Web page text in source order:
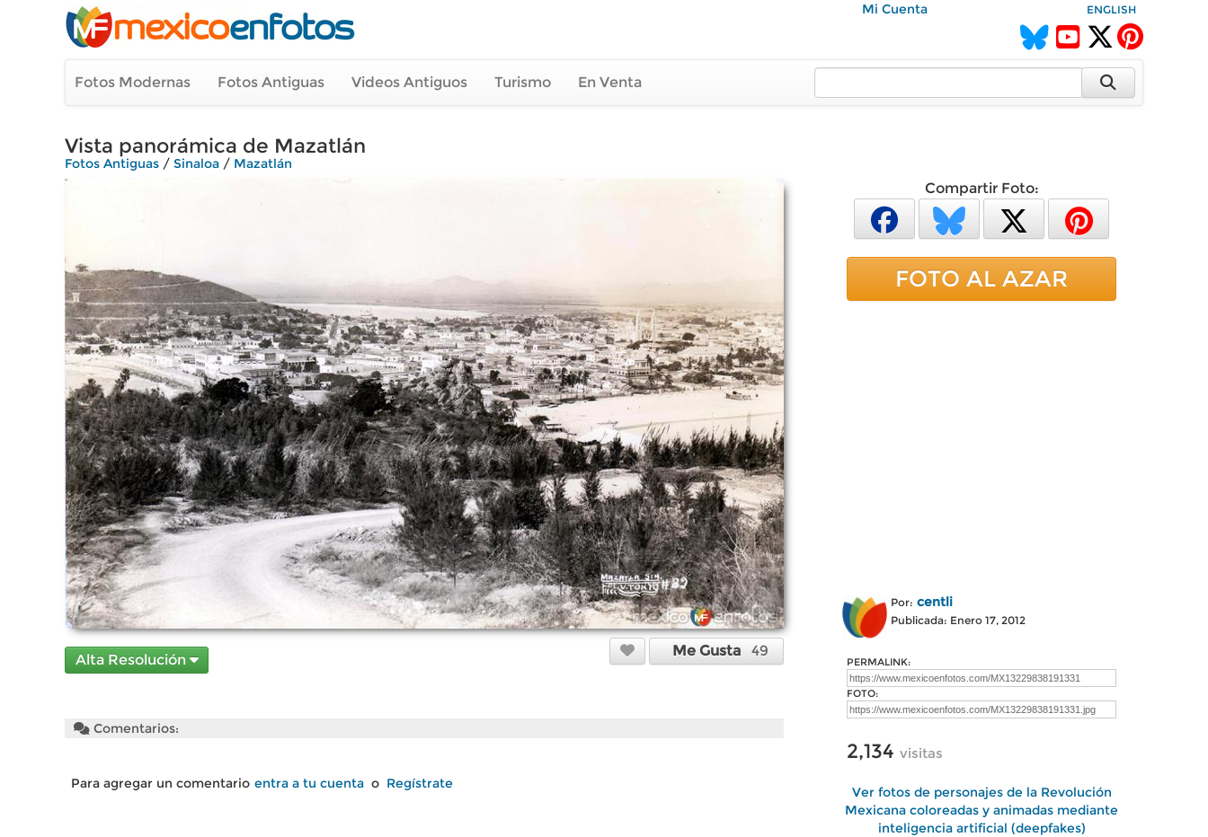
Mi Cuenta ENGLISH
Fotos Modernas Fotos Antiguas Videos Antiguos Turismo En Venta
Vista panorámica de Mazatlán
Fotos Antiguas / Sinaloa / Mazatlán
Alta Resolución
Me Gusta 49
Comentarios:
Para agregar un comentario entra a tu cuenta o Regístrate
Compartir Foto:
FOTO AL AZAR
Por: centli
Publicada: Enero 17, 2012
PERMALINK:
FOTO:
2,134 visitas
Ver fotos de personajes de la Revolución
Mexicana coloreadas y animadas mediante
inteligencia artificial (deepfakes)